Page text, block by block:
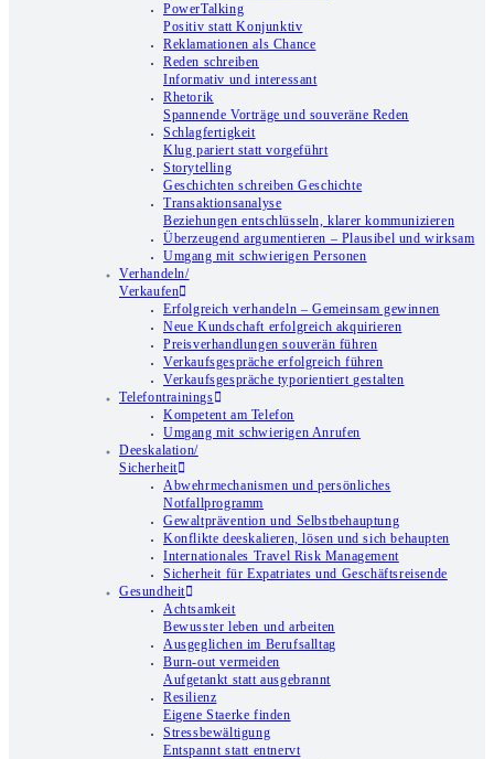
PowerTalking
Positiv statt Konjunktiv
Reklamationen als Chance
Reden schreiben
Informativ und interessant
Rhetorik
Spannende Vorträge und souveräne Reden
Schlagfertigkeit
Klug pariert statt vorgeführt
Storytelling
Geschichten schreiben Geschichte
Transaktionsanalyse
Beziehungen entschlüsseln, klarer kommunizieren
Überzeugend argumentieren – Plausibel und wirksam
Umgang mit schwierigen Personen
Verhandeln/
Verkaufen
Erfolgreich verhandeln – Gemeinsam gewinnen
Neue Kundschaft erfolgreich akquirieren
Preisverhandlungen souverän führen
Verkaufsgespräche erfolgreich führen
Verkaufsgespräche typorientiert gestalten
Telefontrainings
Kompetent am Telefon
Umgang mit schwierigen Anrufen
Deeskalation/
Sicherheit
Abwehrmechanismen und persönliches
Notfallprogramm
Gewaltprävention und Selbstbehauptung
Konflikte deeskalieren, lösen und sich behaupten
Internationales Travel Risk Management
Sicherheit für Expatriates und Geschäftsreisende
Gesundheit
Achtsamkeit
Bewusster leben und arbeiten
Ausgeglichen im Berufsalltag
Burn-out vermeiden
Aufgetankt statt ausgebrannt
Resilienz
Eigene Staerke finden
Stressbewältigung
Entspannt statt entnervt